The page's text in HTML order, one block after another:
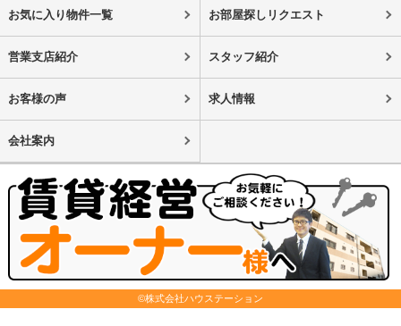
お気に入り物件一覧 お部屋探しリクエスト
営業支店紹介 スタッフ紹介
お客様の声 求人情報
会社案内
©株式会社ハウステーション